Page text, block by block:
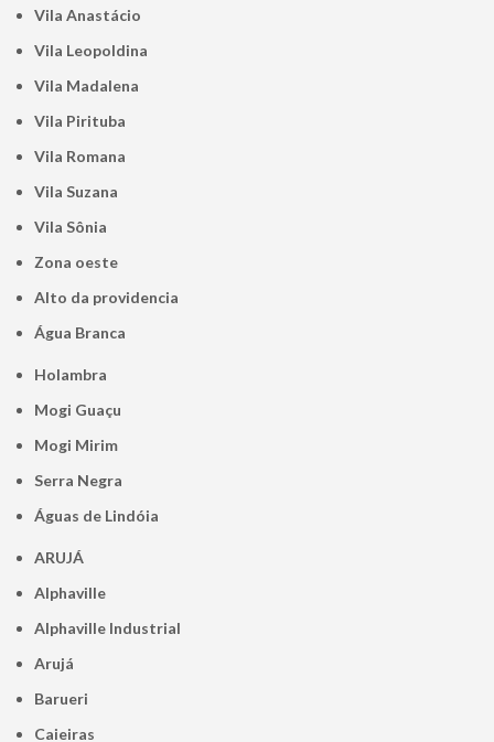
Vila Anastácio
Vila Leopoldina
Vila Madalena
Vila Pirituba
Vila Romana
Vila Suzana
Vila Sônia
Zona oeste
alto da providencia
Água Branca
Holambra
Mogi Guaçu
Mogi Mirim
Serra Negra
Águas de Lindóia
ARUJÁ
Alphaville
Alphaville Industrial
Arujá
Barueri
Caieiras